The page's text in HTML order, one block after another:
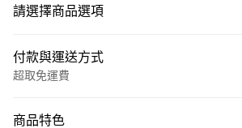
請選擇商品選項
付款與運送方式
超取免運費
商品特色